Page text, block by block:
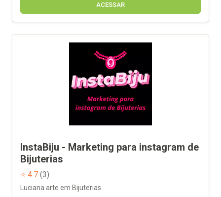
ACESSAR
InstaBiju - Marketing para instagram de
Bijuterias
⭐ 4.7 (3)
Luciana arte em Bijuterias